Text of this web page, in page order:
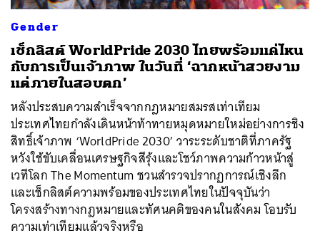
Gender
เช็กลิสต์ WorldPride 2030 ไทยพร้อมแค่ไหน
กับการเป็นเจ้าภาพ ในวันที่ ‘ฉากหน้าสวยงาม
แต่ภายในสอบตก’
หลังประสบความสำเร็จจากกฎหมายสมรสเท่าเทียม
ประเทศไทยกำลังเดินหน้าท้าทายหมุดหมายใหม่อย่างการชิง
สิทธิ์เจ้าภาพ ‘WorldPride 2030’ วาระระดับชาติที่ภาครัฐ
หวังใช้ขับเคลื่อนเศรษฐกิจสีรุ้งและโชว์ภาพความก้าวหน้าสู่
เวทีโลก The Momentum ชวนสำรวจปรากฏการณ์เชิงลึก
และเช็กลิสต์ความพร้อมของประเทศไทยในปัจจุบันว่า
โครงสร้างทางกฎหมายและทัศนคติของคนในสังคม โอบรับ
ความเท่าเทียมแล้วจริงหรือ